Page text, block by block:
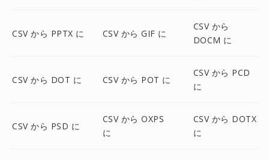
CSV から PPTX に CSV から GIF に
CSV から
DOCM に
CSV から DOT に CSV から POT に
CSV から PCD
に
CSV から PSD に
CSV から OXPS
に
CSV から DOTX
に